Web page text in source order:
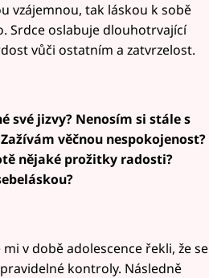
vzájemnou, tak láskou k sobě
Srdce oslabuje dlouhotrvající
vůči ostatním a zatvrzelost.
své jizvy? Nenosím si stále s
věčnou nespokojenost?
nějaké prožitky radosti?
v době adolescence řekli, že se
kontroly. Následně